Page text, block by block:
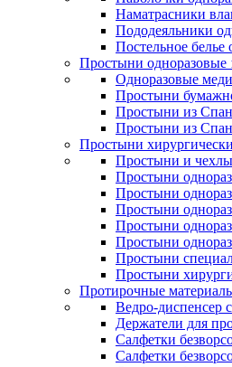
Наматрасники
Пододеяльники
Постельное белье
Простыни одноразовые
Одноразовые
Простыни
Простыни из
Простыни из
Простыни
Простыни и чехлы
Простыни
Простыни
Простыни
Простыни
Простыни
Простыни
Простыни
Протирочные
Ведро-диспенсер
Держатели для
Салфетки
Салфетки